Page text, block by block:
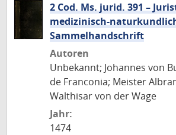
2 Cod. Ms. jurid. 391 –
medizinisch-
Sammelhandschrift
Autoren
Unbekannt; Johannes von
de Franconia; Meister
Walthisar von der Wage
Jahr:
1474